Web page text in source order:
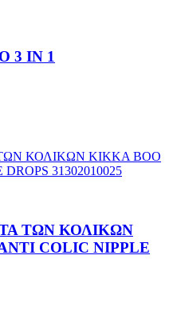
3 ΙΝ 1
ΤΩΝ ΚΟΛΙΚΩΝ
COLIC NIPPLE